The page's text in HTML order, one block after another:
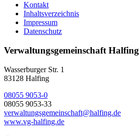
Kontakt
Inhaltsverzeichnis
Impressum
Datenschutz
Verwaltungsgemeinschaft Halfing
Wasserburger Str. 1
83128 Halfing
08055 9053-0
08055 9053-33
verwaltungsgemeinschaft@halfing.de
www.vg-halfing.de